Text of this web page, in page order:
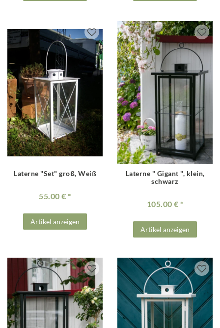
Laterne "Set" groß, Weiß
55.00 €
Artikel anzeigen
Laterne " Gigant ", klein,
schwarz
105.00 €
Artikel anzeigen